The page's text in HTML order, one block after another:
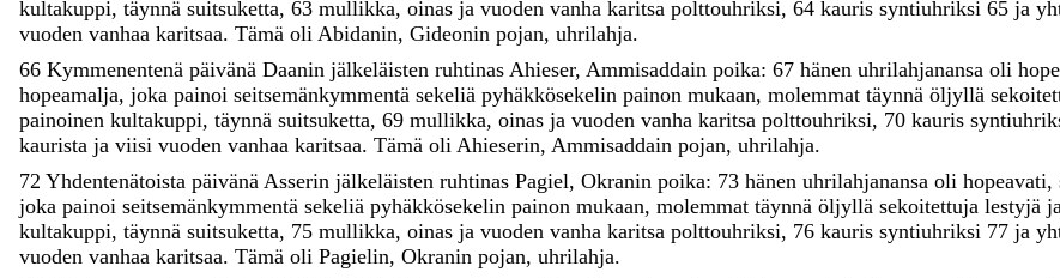
kultakuppi, täynnä suitsuketta, 63 mullikka, oinas ja vuoden vanha karitsa polttouhriksi, 64 kauris syntiuhriksi 65 ja
vuoden vanhaa karitsaa. Tämä oli Abidanin, Gideonin pojan, uhrilahja.
66 Kymmenentenä päivänä Daanin jälkeläisten ruhtinas Ahieser, Ammisaddain poika: 67 hänen uhrilahjanansa oli
hopeamalja, joka painoi seitsemänkymmentä sekeliä pyhäkkösekelin painon mukaan, molemmat täynnä öljyllä
painoinen kultakuppi, täynnä suitsuketta, 69 mullikka, oinas ja vuoden vanha karitsa polttouhriksi, 70 kauris
kaurista ja viisi vuoden vanhaa karitsaa. Tämä oli Ahieserin, Ammisaddain pojan, uhrilahja.
72 Yhdentenätoista päivänä Asserin jälkeläisten ruhtinas Pagiel, Okranin poika: 73 hänen uhrilahjanansa oli hopeavati,
joka painoi seitsemänkymmentä sekeliä pyhäkkösekelin painon mukaan, molemmat täynnä öljyllä sekoitettuja lestyjä
kultakuppi, täynnä suitsuketta, 75 mullikka, oinas ja vuoden vanha karitsa polttouhriksi, 76 kauris syntiuhriksi 77 ja
vuoden vanhaa karitsaa. Tämä oli Pagielin, Okranin pojan, uhrilahja.